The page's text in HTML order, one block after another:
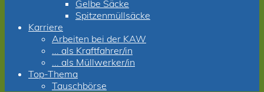
Gelbe Säcke
Spitzenmüllsäcke
Karriere
Arbeiten bei der KAW
... als Kraftfahrer/in
... als Müllwerker/in
Top-Thema
Tauschbörse